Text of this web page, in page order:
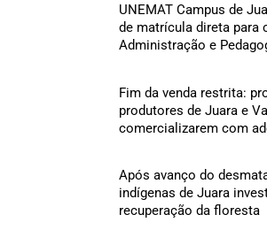
UNEMAT Campus de
de matrícula direta para
Administração e
Fim da venda restrita:
produtores de Juara e
comercializarem com
Após avanço do
indígenas de Juara
recuperação da floresta